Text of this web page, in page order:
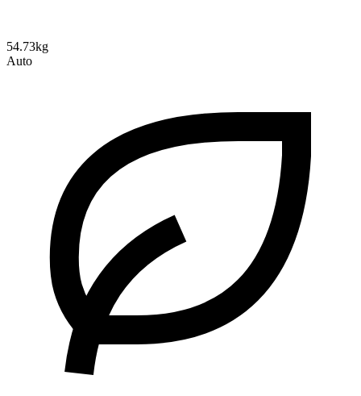
54.73kg
Auto